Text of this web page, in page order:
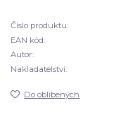
Číslo produktu:
EAN kód:
Autor:
Nakladatelství:
Do oblíbených